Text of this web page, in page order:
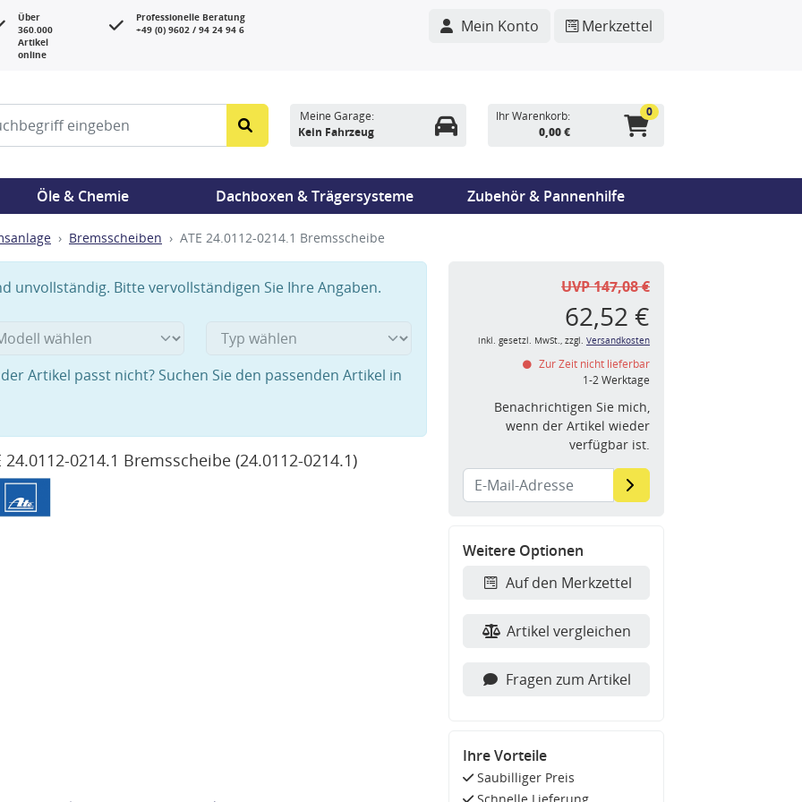
Über
360.000
Artikel
online
Professionelle Beratung
+49 (0) 9602 / 94 24 94 6
Mein Konto Merkzettel
Meine Garage:
Kein Fahrzeug
Ihr Warenkorb:
0,00 €
0
Öle & Chemie Dachboxen & Trägersysteme Zubehör & Pannenhilfe
Bremsscheiben ATE 24.0112-0214.1 Bremsscheibe
unvollständig. Bitte vervollständigen Sie Ihre Angaben.
Artikel passt nicht? Suchen Sie den passenden Artikel in
24.0112-0214.1 Bremsscheibe (24.0112-0214.1)
UVP 147,08 €
62,52 €
inkl. gesetzl. MwSt., zzgl. Versandkosten
Zur Zeit nicht lieferbar
1-2 Werktage
Benachrichtigen Sie mich,
wenn der Artikel wieder
verfügbar ist.
Weitere Optionen
Auf den Merkzettel
Artikel vergleichen
Fragen zum Artikel
Ihre Vorteile
Saubilliger Preis